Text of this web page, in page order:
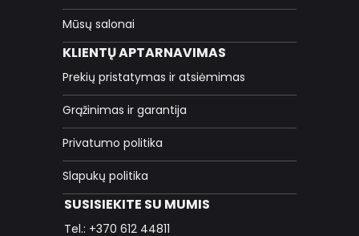
Mūsų salonai
KLIENTŲ APTARNAVIMAS
Prekių pristatymas ir atsiėmimas
Grąžinimas ir garantija
Privatumo politika
Slapukų politika
SUSISIEKITE SU MUMIS
Tel.: +370 612 44811